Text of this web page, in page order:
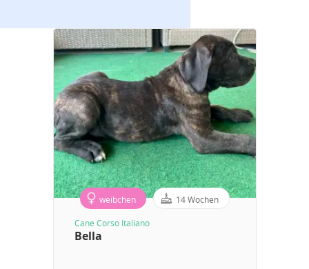
weibchen 14 Wochen
Cane Corso Italiano
Bella